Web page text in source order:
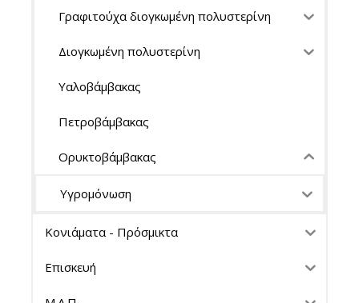
Γραφιτούχα διογκωμένη πολυστερίνη
Διογκωμένη πολυστερίνη
Υαλοβάμβακας
Πετροβάμβακας
Ορυκτοβάμβακας
Υγρομόνωση
Κονιάματα - Πρόσμικτα
Επισκευή